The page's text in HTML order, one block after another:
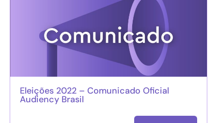
Eleições 2022 – Comunicado Oficial
Audiency Brasil